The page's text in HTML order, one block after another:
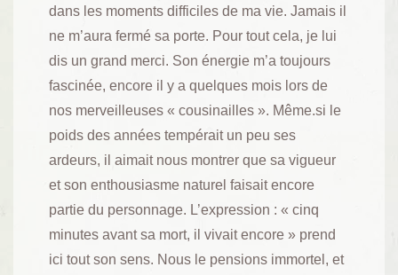
dans les moments difficiles de ma vie. Jamais il
ne m’aura fermé sa porte. Pour tout cela, je lui
dis un grand merci. Son énergie m’a toujours
fascinée, encore il y a quelques mois lors de
nos merveilleuses « cousinailles ». Même.si le
poids des années tempérait un peu ses
ardeurs, il aimait nous montrer que sa vigueur
et son enthousiasme naturel faisait encore
partie du personnage. L’expression : « cinq
minutes avant sa mort, il vivait encore » prend
ici tout son sens. Nous le pensions immortel, et